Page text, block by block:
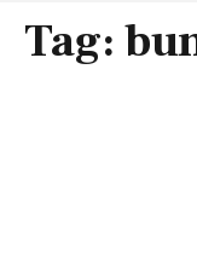
Tag: